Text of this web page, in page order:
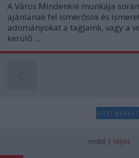
A Város Mindenkié munkája
ajánlanak fel ismerősök és
adományokat a tagjaink, vagy a
kerülő ...
SÜTI
mobil | teljes